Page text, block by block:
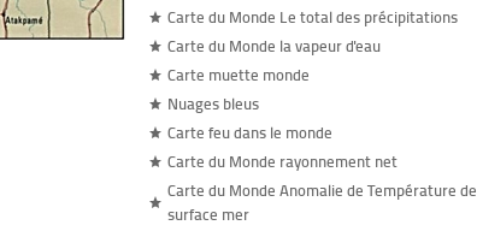
Carte du Monde Le total des précipitations
Carte du Monde la vapeur d'eau
Carte muette monde
Nuages bleus
Carte feu dans le monde
Carte du Monde rayonnement net
Carte du Monde Anomalie de Température de
surface mer